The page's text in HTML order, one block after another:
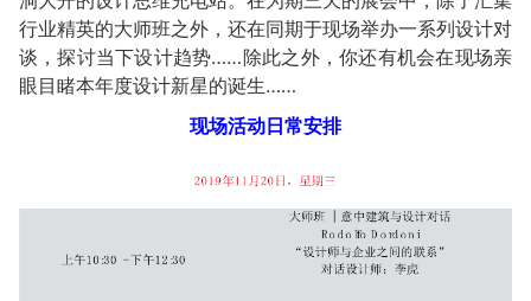
行业精英的大师班之外，还在同期于现场举办一系列设计对
谈，探讨当下设计趋势……除此之外，你还有机会在现场亲
眼目睹本年度设计新星的诞生……
现场活动日常安排